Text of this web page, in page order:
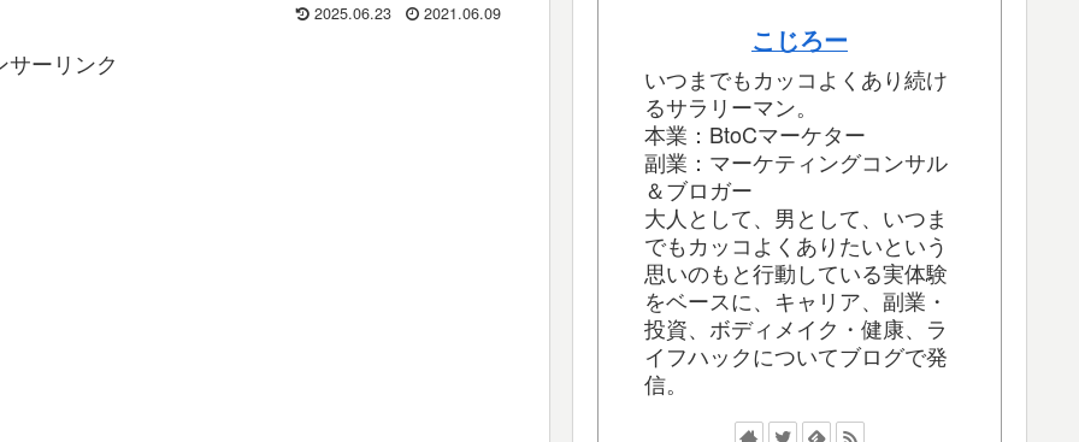
2025.06.23 2021.06.09
サーリンク
こじろー
いつまでもカッコよくあり続け
るサラリーマン。
本業：BtoCマーケター
副業：マーケティングコンサル
＆ブロガー
大人として、男として、いつま
でもカッコよくありたいという
思いのもと行動している実体験
をベースに、キャリア、副業・
投資、ボディメイク・健康、ラ
イフハックについてブログで発
信。